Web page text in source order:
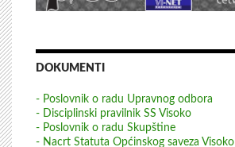
DOKUMENTI
- Poslovnik o radu Upravnog odbora
- Disciplinski pravilnik SS Visoko
- Poslovnik o radu Skupštine
- Nacrt Statuta Općinskog saveza Visoko